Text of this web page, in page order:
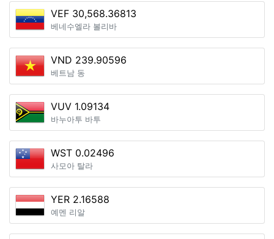
VEF 30,568.36813
베네수엘라 볼리바
VND 239.90596
베트남 동
VUV 1.09134
바누아투 바투
WST 0.02496
사모아 탈라
YER 2.16588
예멘 리알